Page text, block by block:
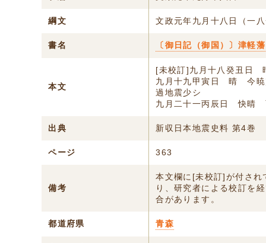
綱文 文政元年九月十八日（一
書名 〔御日記（御国）〕津軽藩
本文
[未校訂]九月十八癸丑日
九月十九甲寅日 晴 今暁
過地震少シ
九月二十一丙辰日 快晴
出典 新収日本地震史料 第4巻
ページ 363
備考
本文欄に[未校訂]が付され
り、研究者による校訂を
合があります。
都道府県 青森